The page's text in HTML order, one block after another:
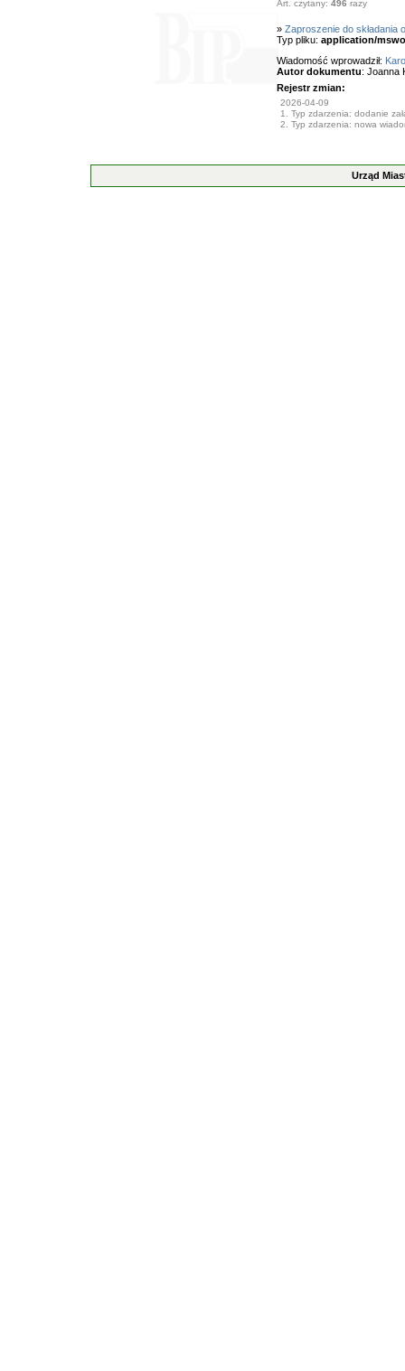
Art. czytany: 496 razy
» Zaproszenie do składania
Typ pliku: application/
Wiadomość wprowadził:
Autor dokumentu: Joanna
Rejestr zmian:
2026-04-09
1. Typ zdarzenia: dodanie
2. Typ zdarzenia: nowa
Urząd